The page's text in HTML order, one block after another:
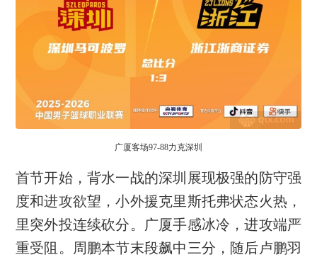
广厦客场97-88力克深圳
首节开始，背水一战的深圳展现极强的防守强
度和进攻欲望，小外援克里斯托弗状态火热，
里突外投连续砍分。广厦手感冰冷，进攻端严
重受阻。周鹏本节末段飙中三分，随后卢鹏羽